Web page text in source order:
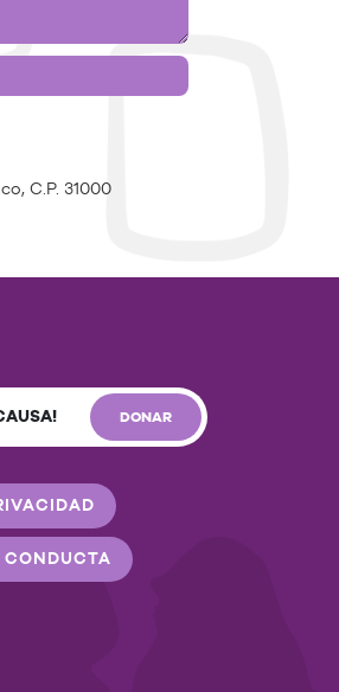
C.P. 31000
DONAR
CONDUCTA